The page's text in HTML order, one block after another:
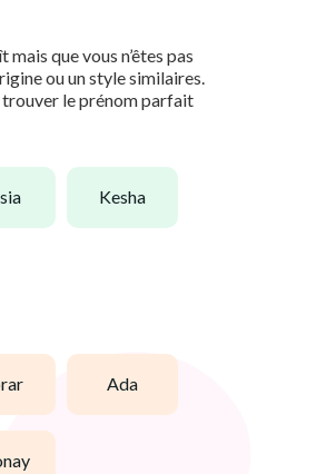
que vous n’êtes pas
ou un style similaires.
trouver le prénom parfait
kesha
ada